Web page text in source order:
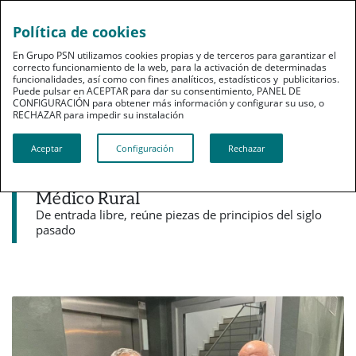
Noticias destacadas
PSN estrena en su nueva sede de Sevilla
Médico Rural
De entrada libre, reúne piezas de principios del siglo
pasado
Política de cookies
En Grupo PSN utilizamos cookies propias y de terceros para garantizar el
correcto funcionamiento de la web, para la activación de determinadas
funcionalidades, así como con fines analíticos, estadísticos y publicitarios.
Puede pulsar en ACEPTAR para dar su consentimiento, PANEL DE
CONFIGURACIÓN para obtener más información y configurar su uso, o
RECHAZAR para impedir su instalación​​​​​​​
Aceptar Configuración Rechazar